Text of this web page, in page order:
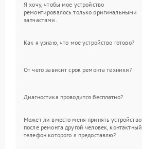
Я хочу, чтобы мое устройство
ремонтировалось только оригинальными
запчастями.
Как я узнаю, что мое устройство готово?
От чего зависит срок ремонта техники?
Диагностика проводится бесплатно?
Может ли вместо меня принять устройство
после ремонта другой человек, контактный
телефон которого я предоставлю?